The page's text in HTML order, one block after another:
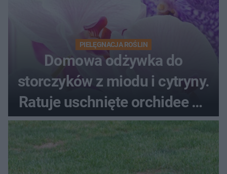
PIELĘGNACJA ROŚLIN
Domowa odżywka do
storczyków z miodu i cytryny.
Ratuje uschnięte orchidee po
upałach